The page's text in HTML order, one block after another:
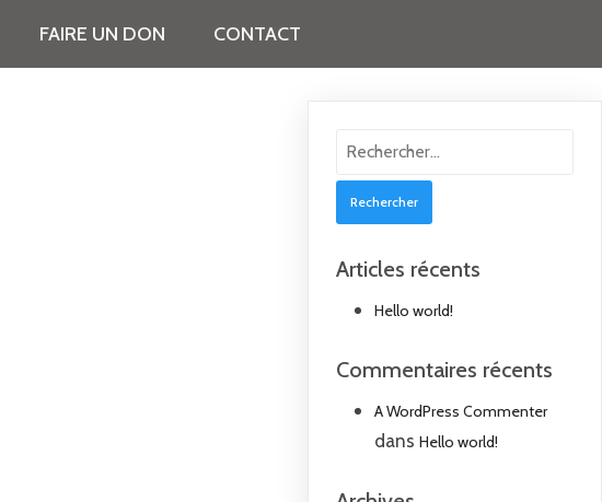
FAIRE UN DON CONTACT
Rechercher :
Articles récents
Hello world!
Commentaires récents
A WordPress Commenter
dans Hello world!